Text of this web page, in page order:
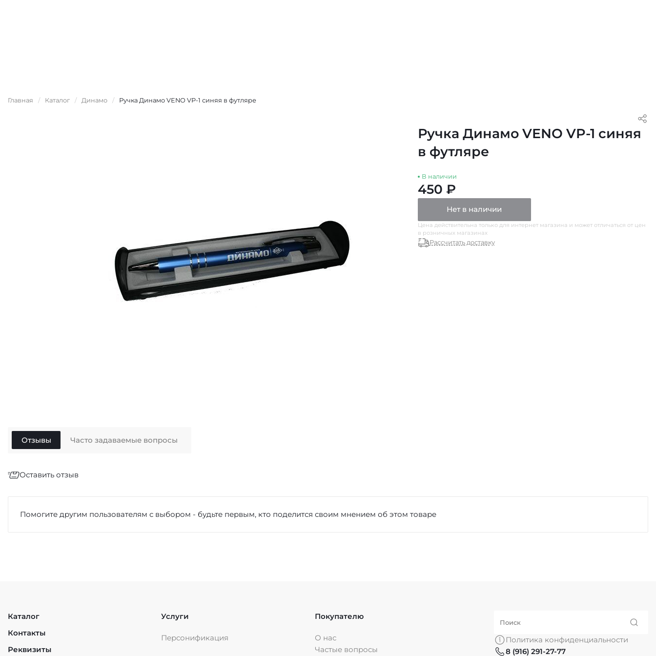
Главная / Каталог / Динамо / Ручка Динамо VENO VP-1 синяя в футляре
Ручка Динамо VENO VP-1 синяя
в футляре
В наличии
450 ₽
Нет в наличии
Цена действительна только для интернет магазина и может отличаться от цен
в розничных магазинах
Рассчитать доставку
Отзывы
Оставить отзыв
Недостатки
Помогите другим пользователям с выбором - будьте первым, кто поделится своим мнением об этом товаре
Часто задаваемые вопросы
Каталог
Контакты
Реквизиты
Услуги
Персонификация
Покупателю
О нас
Частые вопросы
Политика конфиденциальности
8 (916) 291-27-77